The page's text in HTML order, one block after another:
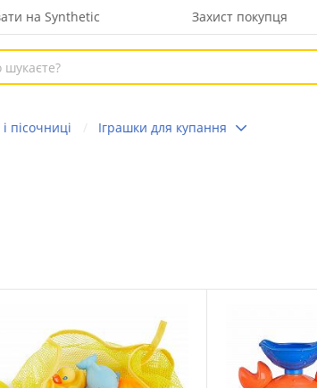
на Synthetic Захист покупця
пісочниці Іграшки для купання